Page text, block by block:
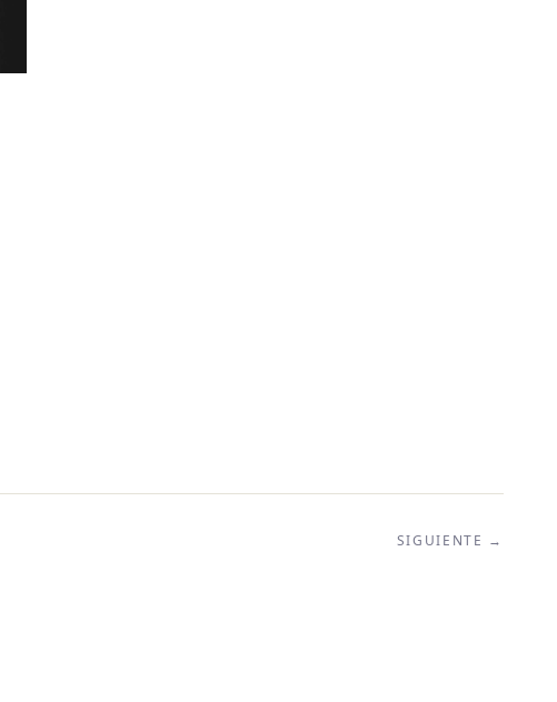
SIGUIENTE →